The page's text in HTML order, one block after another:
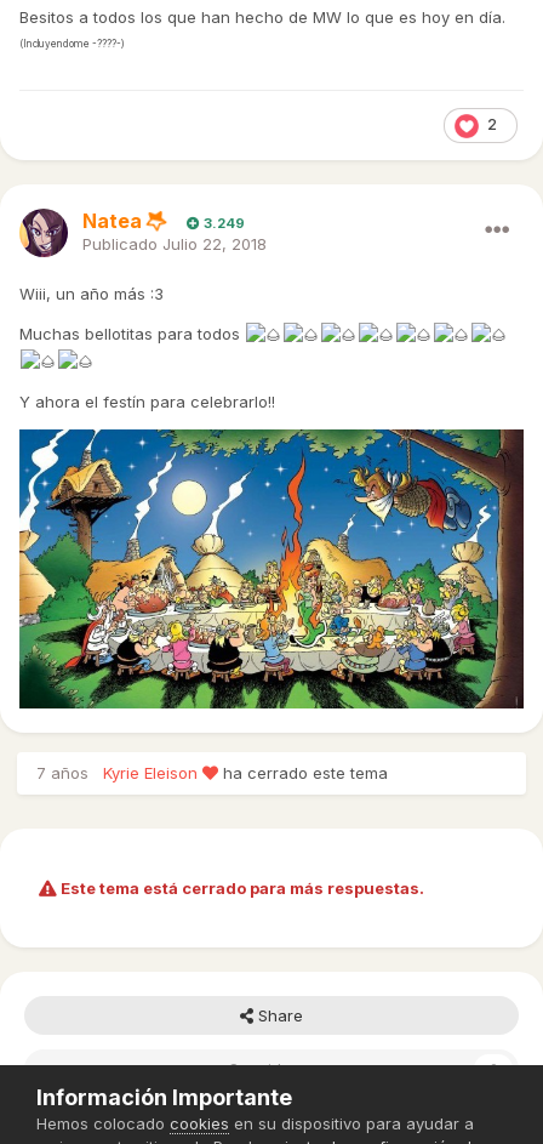
Besitos a todos los que han hecho de MW lo que es hoy en día.
(Incluyendome -????-)
2
Natea 3.249
Publicado Julio 22, 2018
Wiii, un año más :3
Muchas bellotitas para todos
Y ahora el festín para celebrarlo!!
7 años Kyrie Eleison ha cerrado este tema
Este tema está cerrado para más respuestas.
Share
Seguidores 0
Información Importante
Hemos colocado cookies en su dispositivo para ayudar a